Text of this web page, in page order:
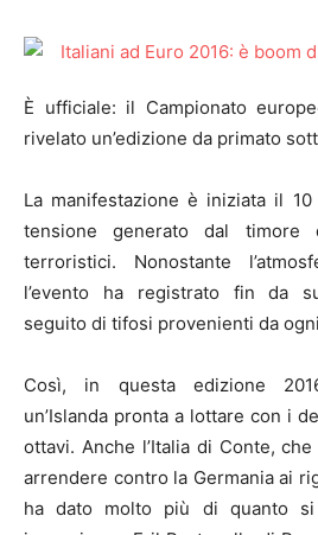
È ufficiale: il Campionato
rivelato un’edizione da primato
La manifestazione è iniziata il
tensione generato dal timore
terroristici. Nonostante
l’evento ha registrato fin da
seguito di tifosi provenienti da
Così, in questa edizione
un’Islanda pronta a lottare con i
ottavi. Anche l’Italia di Conte,
arrendere contro la Germania ai
ha dato molto più di quanto si